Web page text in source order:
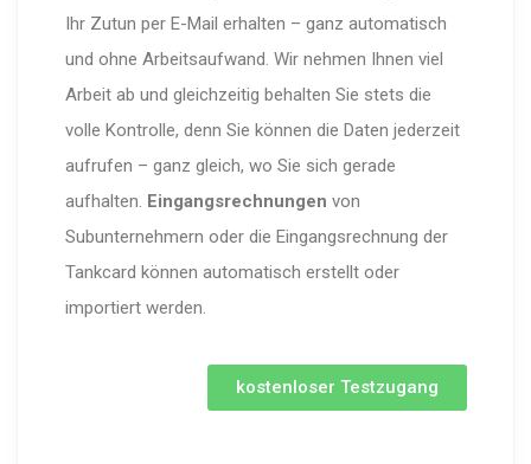
Ihr Zutun per E-Mail erhalten – ganz automatisch
und ohne Arbeitsaufwand. Wir nehmen Ihnen viel
Arbeit ab und gleichzeitig behalten Sie stets die
volle Kontrolle, denn Sie können die Daten jederzeit
aufrufen – ganz gleich, wo Sie sich gerade
aufhalten. Eingangsrechnungen von
Subunternehmern oder die Eingangsrechnung der
Tankcard können automatisch erstellt oder
importiert werden.
kostenloser Testzugang